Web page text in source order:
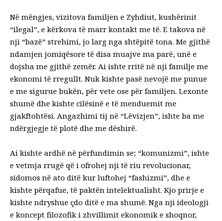
Në mëngjes, vizitova familjen e Zyhdiut, kushërinit
“ilegal”, e kërkova të marr kontakt me të. E takova në
nji “bazë” strehimi, jo larg nga shtëpitë tona. Me gjithë
ndamjen jomiqësore të disa muajve ma parë, unë e
dojsha me gjithë zemër. Ai ishte rritë në nji familje me
ekonomi të rregullt. Nuk kishte pasë nevojë me punue
e me sigurue bukën, për vete ose për familjen. Lexonte
shumë dhe kishte cilësinë e të menduemit me
gjakftohtësi. Angazhimi tij në “Lëvizjen”, ishte ba me
ndërgjegje të plotë dhe me dëshirë.
Ai kishte ardhë në përfundimin se; “komunizmi”, ishte
e vetmja rrugë që i ofrohej nji të riu revolucionar,
sidomos në ato ditë kur luftohej “fashizmi”, dhe e
kishte përqafue, të paktën intelektualisht. Kjo prirje e
kishte ndryshue çdo ditë e ma shumë. Nga nji ideologji
e koncept filozofik i zhvillimit ekonomik e shoqnor,